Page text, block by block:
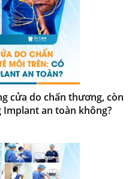
cửa do chấn thương, còn
an toàn không?